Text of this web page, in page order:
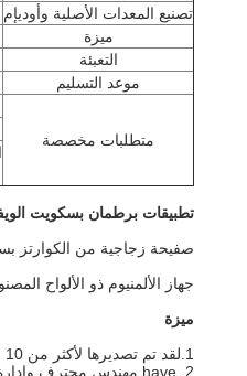
تصنيع المعدات الأصلية وأوديإم
ميزة
التعبئة
موعد التسليم
متطلبات مخصصة
تطبيقات برطمان بسكويت الويفر 8 بوصة (200
صفيحة زجاجية من الكوارتز
جهاز الألمنيوم ذو الألواح
ميزة
1.لقد تم تصديرها لأكثر من 10 سنوات.
2. have مهندس محترف وإدارة فعالة.